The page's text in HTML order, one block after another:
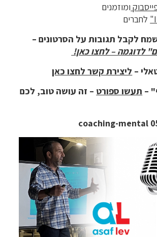
ומוזמנים
" לחברים
לקבל תגובות על הסרטונים –
לדוגמה – לחצו כאן!
– ליצירת קשר לחצו כאן
– תעשו ספורט – זה עושה טוב, לכם